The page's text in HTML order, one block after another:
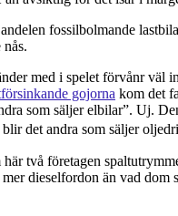
fossilbolmande
med i spelet förvånr väl
gojorna kom det
som säljer elbilar”. Uj.
det andra som säljer
två företagen
dieselfordon än vad dom